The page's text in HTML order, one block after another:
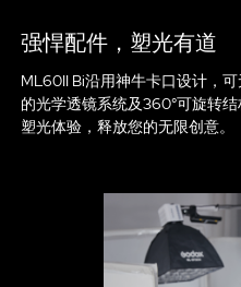
强悍配件，塑光有道
ML60II Bi沿用神牛卡口设计，
的光学透镜系统及360°可旋转
塑光体验，释放您的无限创意。